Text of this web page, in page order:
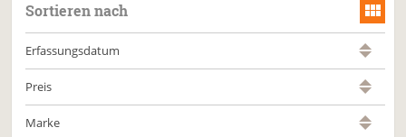
Sortieren nach
Erfassungsdatum
Preis
Marke